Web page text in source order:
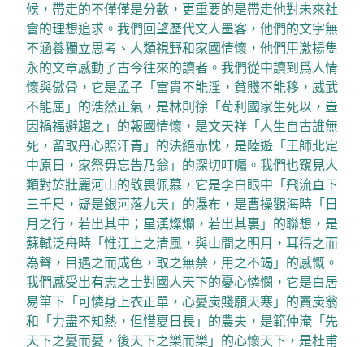
候，帶走的不僅僅是分數，更重要的是帶走他對未來社
會的理想追求。我們回望歷代文人墨客，他們的文字無
不涵養獨立思考、人類視野和家國情懷，他們用激揚雋
永的文章感動了古今往來的讀者。我們從中讀到爲人情
懷與傲骨，它是孟子「富貴不能淫，貧賤不能移，威武
不能屈」的浩然正氣，是林則徐「茍利國家生死以，豈
因禍福避趨之」的報國情懷，是文天祥「人生自古誰無
死，留取丹心照汗青」的決絕赤忱，是陸遊「王師北定
中原日，家祭毋忘告乃翁」的深切叮囑。我們也窺見人
類對於壯麗河山的敬畏佩慕，它是李白眼中「飛流直下
三千尺，疑是銀河落九天」的瀑布，是曹操觀海時「日
月之行，若出其中；星漢燦爛，若出其裏」的聯想，是
蘇軾泛舟時「惟江上之清風，與山間之明月，耳得之而
為聲，目遇之而成色，取之無禁，用之不竭」的感慨。
我們感受出有志之士對國人天下的憂心憐憫，它是白居
易筆下「可憐身上衣正單，心憂炭賤願天寒」的賣炭翁
和「力盡不知熱，但惜夏日長」的農夫，是範仲淹「先
天下之憂而憂，後天下之樂而樂」的心懷天下，是杜甫